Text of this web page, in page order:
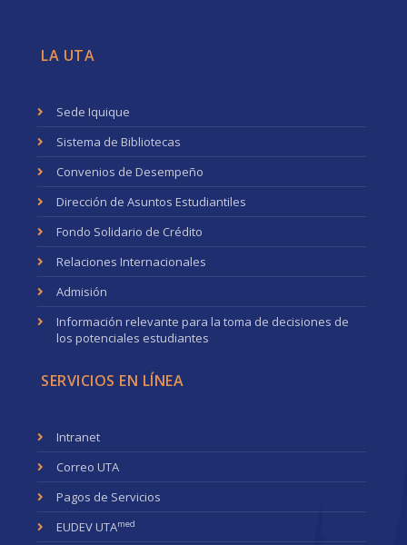
LA UTA
Sede Iquique
Sistema de Bibliotecas
Convenios de Desempeño
Dirección de Asuntos Estudiantiles
Fondo Solidario de Crédito
Relaciones Internacionales
Admisión
Información relevante para la toma de decisiones de
los potenciales estudiantes
SERVICIOS EN LÍNEA
Intranet
Correo UTA
Pagos de Servicios
EUDEV UTAmed